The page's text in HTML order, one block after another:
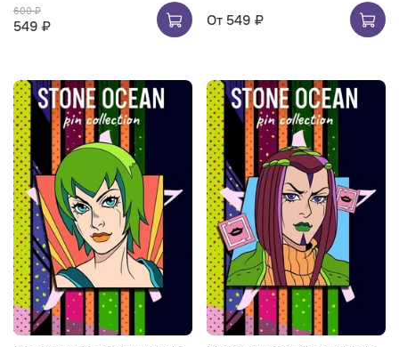
600 ₽
549 ₽
От 549 ₽